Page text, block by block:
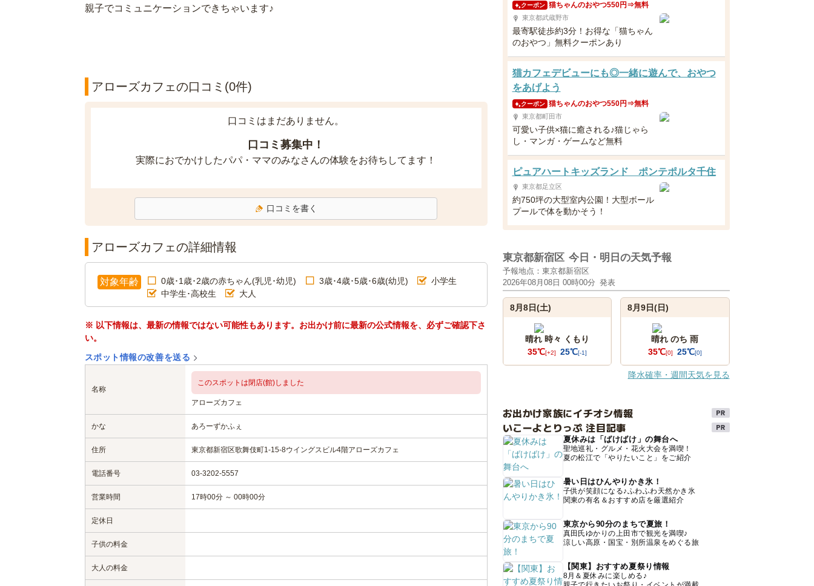
親子でコミュニケーションできちゃいます♪
アローズカフェの口コミ(0件)
口コミはまだありません。
口コミ募集中！
実際におでかけしたパパ・ママのみなさんの体験をお待ちしてます！
口コミを書く
アローズカフェの詳細情報
対象年齢 0歳･1歳･2歳の赤ちゃん(乳児･幼児) 3歳･4歳･5歳･6歳(幼児)
小学生
中学生･高校生
大人
※ 以下情報は、最新の情報ではない可能性もあります。お出かけ前に最新の公式情報を、必ずご確認下さ
い。
スポット情報の改善を送る
名称
このスポットは閉店(館)しました
アローズカフェ
かな あろーずかふぇ
住所 東京都新宿区歌舞伎町1-15-8ウイングスビル4階アローズカフェ
電話番号 03-3202-5557
営業時間 17時00分 ～ 00時00分
定休日
子供の料金
大人の料金
クーポン 猫ちゃんのおやつ550円⇒無料
東京都武蔵野市
最寄駅徒歩約3分！お得な「猫ちゃん
のおやつ」無料クーポンあり
猫カフェデビューにも◎一緒に遊んで、おやつ
をあげよう
クーポン 猫ちゃんのおやつ550円⇒無料
東京都町田市
可愛い子供×猫に癒される♪猫じゃら
し・マンガ・ゲームなど無料
ピュアハートキッズランド ポンテポルタ千住
東京都足立区
約750坪の大型室内公園！大型ボール
プールで体を動かそう！
東京都新宿区 今日・明日の天気予報
予報地点：東京都新宿区
2026年08月08日 00時00分 発表
8月8日(土)
晴れ 時々 くもり
35℃[+2] 25℃[-1]
8月9日(日)
晴れ のち 雨
35℃[0] 25℃[0]
降水確率・週間天気を見る
お出かけ家族にイチオシ情報
いこーよとりっぷ 注目記事
夏休みは「ばけばけ」の舞台へ
聖地巡礼・グルメ・花火大会を満喫！
夏の松江で「やりたいこと」をご紹介
暑い日はひんやりかき氷！
子供が笑顔になる♪ふわふわ天然かき氷
関東の有名＆おすすめ店を厳選紹介
東京から90分のまちで夏旅！
真田氏ゆかりの上田市で観光を満喫♪
涼しい高原・国宝・別所温泉をめぐる旅
【関東】おすすめ夏祭り情報
8月＆夏休みに楽しめる♪